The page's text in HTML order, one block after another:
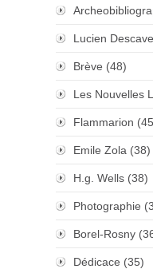
Lucien
Brève (48)
Les Nouvelles
Flammarion
Emile Zola (38)
H.g. Wells (38)
Photographie
Borel-Rosny
Dédicace (35)